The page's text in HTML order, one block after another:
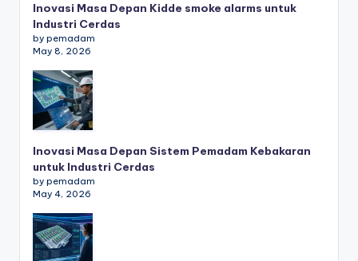
Inovasi Masa Depan Kidde smoke alarms untuk
Industri Cerdas
by pemadam
May 8, 2026
Inovasi Masa Depan Sistem Pemadam Kebakaran
untuk Industri Cerdas
by pemadam
May 4, 2026